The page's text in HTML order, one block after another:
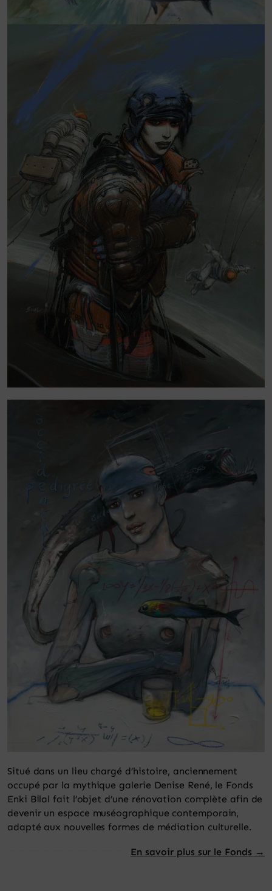
Situé dans un lieu chargé d’histoire, anciennement
occupé par la mythique galerie Denise René, le Fonds
Enki Bilal fait l’objet d’une rénovation complète afin de
devenir un espace muséographique contemporain,
adapté aux nouvelles formes de médiation culturelle.
En savoir plus sur le Fonds →